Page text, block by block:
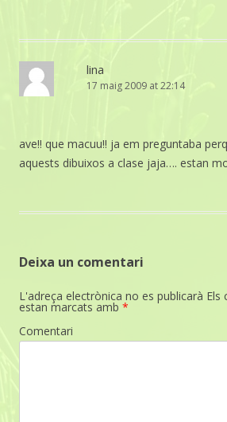
lina
17 maig 2009 at 22:14
ave!! que macuu!! ja em preguntaba
aquests dibuixos a clase jaja…. estan
Deixa un comentari
L'adreça electrònica no es publicarà Els
estan marcats amb *
Comentari